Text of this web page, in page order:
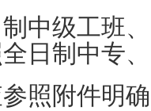
中级工班
日制中专
照附件明